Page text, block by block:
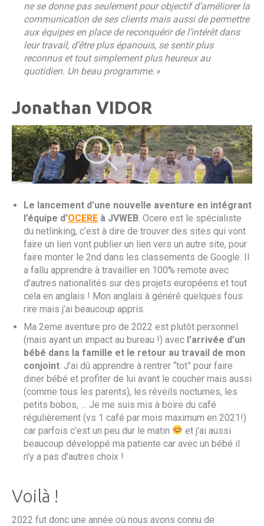
ne se donne pas seulement pour objectif d’améliorer la
communication de ses clients mais aussi de permettre
aux équipes en place de reconquérir de l’intérêt dans
leur travail, d’être plus épanouis, se sentir plus
reconnus et tout simplement plus heureux au
quotidien. Un beau programme. »
Jonathan VIDOR
Le lancement d’une nouvelle aventure en intégrant
l’équipe d’OCERE à JVWEB . Ocere est le spécialiste
du netlinking, c’est à dire de trouver des sites qui vont
faire un lien vont publier un lien vers un autre site, pour
faire monter le 2nd dans les classements de Google. Il
a fallu apprendre à travailler en 100% remote avec
d’autres nationalités sur des projets européens et tout
cela en anglais ! Mon anglais à généré quelques fous
rire mais j’ai beaucoup appris.
Ma 2eme aventure pro de 2022 est plutôt personnel
(mais ayant un impact au bureau !) avec l’arrivée d’un
bébé dans la famille et le retour au travail de mon
conjoint . J’ai dû apprendre à rentrer “tot” pour faire
diner bébé et profiter de lui avant le coucher mais aussi
(comme tous les parents), les réveils nocturnes, les
petits bobos, … Je me suis mis à boire du café
régulièrement (vs 1 café par mois maximum en 2021!)
car parfois c’est un peu dur le matin
et j’ai aussi
beaucoup développé ma patiente car avec un bébé il
n’y a pas d’autres choix !
Voilà !
2022 fut donc une année où nous avons connu de